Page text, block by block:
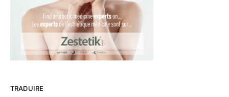
TRADUIRE